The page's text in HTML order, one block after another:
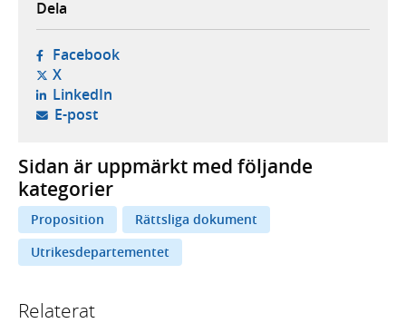
Dela
Facebook- öppnas i ny flik, extern webbplats,
X- öppnas i ny flik, extern webbplats,
LinkedIn- öppnas i ny flik, extern webbplats,
E-post- öppnar din e-postklient,
Sidan är uppmärkt med följande
kategorier
Proposition
Rättsliga dokument
Utrikesdepartementet
Relaterat